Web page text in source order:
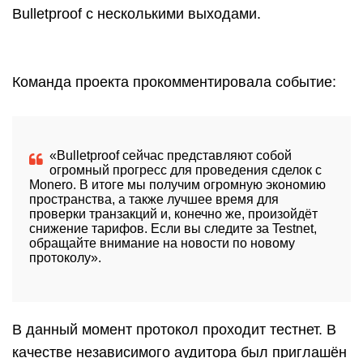
Bulletproof с несколькими выходами.
Команда проекта прокомментировала событие:
«Bulletproof сейчас представляют собой
огромный прогресс для проведения сделок с
Monero. В итоге мы получим огромную экономию
пространства, а также лучшее время для
проверки транзакций и, конечно же, произойдёт
снижение тарифов. Если вы следите за Testnet,
обращайте внимание на новости по новому
протоколу».
В данный момент протокол проходит тестнет. В
качестве независимого аудитора был приглашён